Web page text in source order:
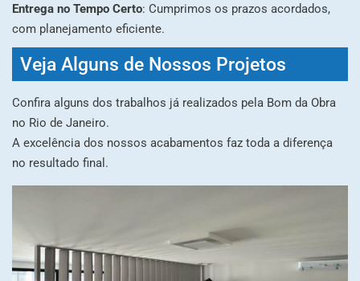
Entrega no Tempo Certo: Cumprimos os prazos acordados,
com planejamento eficiente.
Veja Alguns de Nossos Projetos
Confira alguns dos trabalhos já realizados pela Bom da Obra
no Rio de Janeiro.
A excelência dos nossos acabamentos faz toda a diferença
no resultado final.